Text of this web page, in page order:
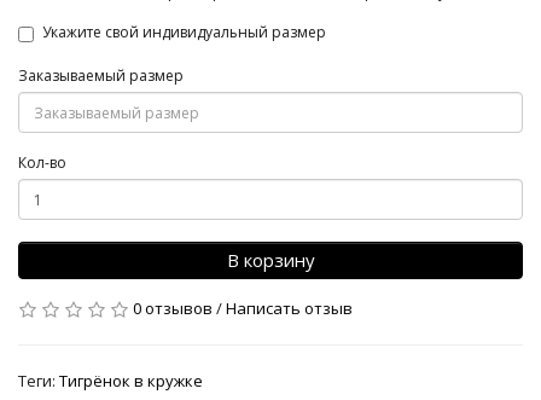
Укажите свой индивидуальный размер
Заказываемый размер
Кол-во
В корзину
0 отзывов /Написать отзыв
Теги: Тигрёнок в кружке